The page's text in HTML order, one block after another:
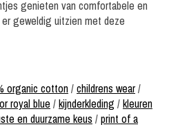
genieten van comfortabele en
geweldig uitzien met deze
organic cotton/childrens wear/
royal blue /kijnderkleding /kleuren
en duurzame keus /print of a